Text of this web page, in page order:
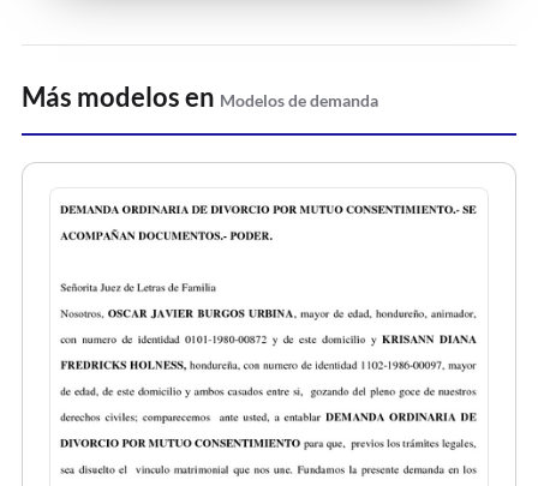
Más modelos en Modelos de demanda